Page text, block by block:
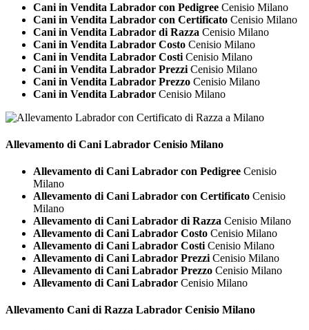
Cani in Vendita Labrador con Pedigree Cenisio Milano
Cani in Vendita Labrador con Certificato Cenisio Milano
Cani in Vendita Labrador di Razza Cenisio Milano
Cani in Vendita Labrador Costo Cenisio Milano
Cani in Vendita Labrador Costi Cenisio Milano
Cani in Vendita Labrador Prezzi Cenisio Milano
Cani in Vendita Labrador Prezzo Cenisio Milano
Cani in Vendita Labrador Cenisio Milano
Allevamento di Cani Labrador Cenisio Milano
Allevamento di Cani Labrador con Pedigree Cenisio
Milano
Allevamento di Cani Labrador con Certificato Cenisio
Milano
Allevamento di Cani Labrador di Razza Cenisio Milano
Allevamento di Cani Labrador Costo Cenisio Milano
Allevamento di Cani Labrador Costi Cenisio Milano
Allevamento di Cani Labrador Prezzi Cenisio Milano
Allevamento di Cani Labrador Prezzo Cenisio Milano
Allevamento di Cani Labrador Cenisio Milano
Allevamento Cani di Razza Labrador Cenisio Milano